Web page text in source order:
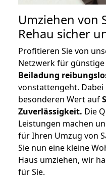
Umziehen von
Rehau sicher
Profitieren Sie von
Netzwerk für
Beiladung
vonstattengeht.
besonderen Wert auf
Zuverlässigkeit. Die
Leistungen machen
für Ihren Umzug von
Sie nun eine kleine
Haus umziehen, wir
für Sie.